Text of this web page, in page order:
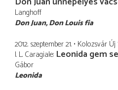
Langhoff
Don Juan Don Louis fia
2012. szeptember 21. Kolozsvár Új
I. L. Caragiale Leonida gem
Gábor
Leonida